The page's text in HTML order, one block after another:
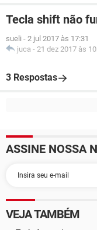
Tecla shift não
sueli - 2 jul 2017 às 17:31
juca - 21 dez 2017 às
3 Respostas
ASSINE NOSSA
VEJA TAMBÉM